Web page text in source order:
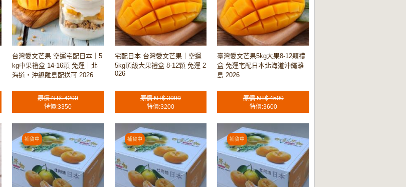
台灣愛文芒果 空運宅配日本｜5
kg中果禮盒 14-16顆 免運｜北
海道・沖繩離島配送可 2026
原價:NT$ 4200
特價:3350
宅配日本 台灣愛文芒果｜空運
5kg頂級大果禮盒 8-12顆 免運 2
026
原價:NT$ 3999
特價:3200
臺灣愛文芒果5kg大果8-12顆禮
盒 免運宅配日本北海道沖繩離
島 2026
原價:NT$ 4500
特價:3600